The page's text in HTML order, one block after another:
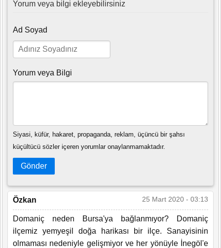
Yorum veya bilgi ekleyebilirsiniz
Ad Soyad
Yorum veya Bilgi
Siyasi, küfür, hakaret, propaganda, reklam, üçüncü bir şahsı
küçültücü sözler içeren yorumlar onaylanmamaktadır.
Gönder
Özkan 25 Mart 2020 - 03:13
Domaniç neden Bursa'ya bağlanmıyor? Domaniç
ilçemiz yemyeşil doğa harikası bir ilçe. Sanayisinin
olmaması nedeniyle gelişmiyor ve her yönüyle İnegöl'e